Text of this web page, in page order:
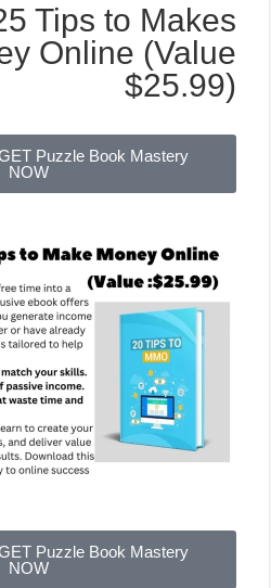
Tips to Makes
Online (Value
$25.99)
Puzzle Book Mastery
NOW
Puzzle Book Mastery
NOW